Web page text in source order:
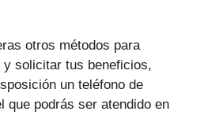
otros métodos para
solicitar tus beneficios,
un teléfono de
que podrás ser atendido en